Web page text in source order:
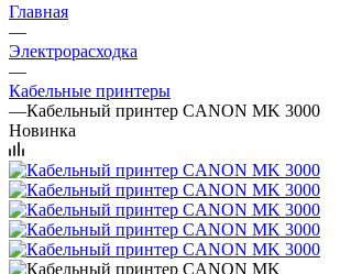
Главная
—
Электрорасходка
—
Кабельные принтеры
—Кабельный принтер CANON MK 3000
Новинка